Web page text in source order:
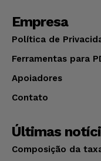
Empresa
Política de
Ferramentas para
Apoiadores
Contato
Últimas
Composição da